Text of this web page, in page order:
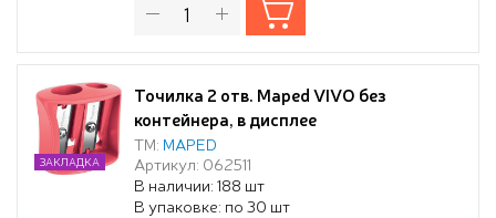
Точилка 2 отв. Maped VIVO без
контейнера, в дисплее
ТМ: MAPED
Артикул: 062511
В наличии: 188 шт
В упаковке: по 30 шт
ЗАКЛАДКА